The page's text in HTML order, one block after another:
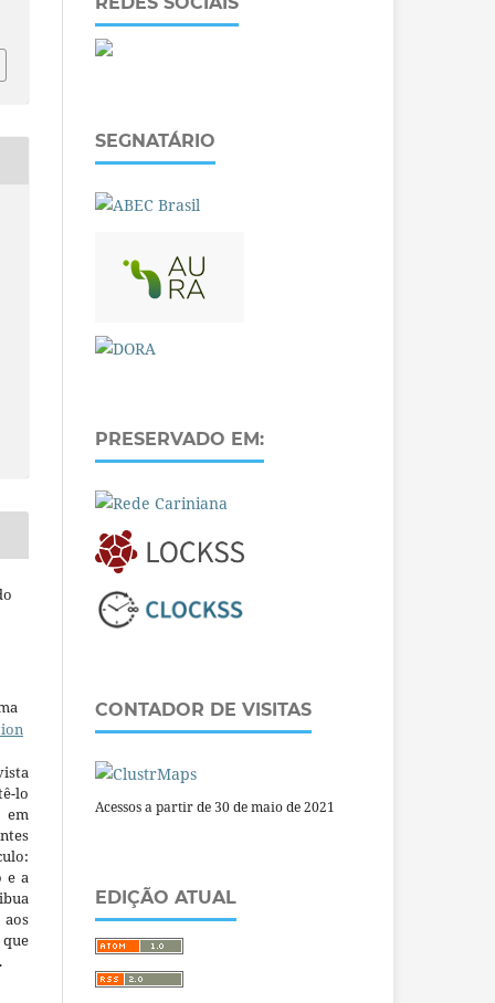
lo
em
e a
SEGNATÁRIO
PRESERVADO EM:
CONTADOR DE VISITAS
Acessos a partir de 30 de maio de 2021
EDIÇÃO ATUAL